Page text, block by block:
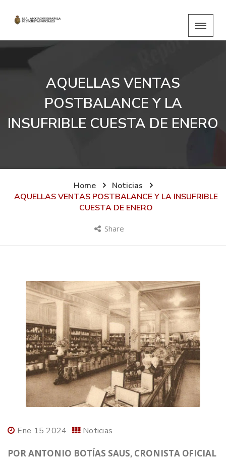
AQUELLAS VENTAS
POSTBALANCE Y LA
INSUFRIBLE CUESTA DE ENERO
Home
Noticias
AQUELLAS VENTAS POSTBALANCE Y LA INSUFRIBLE
CUESTA DE ENERO
Share
Ene 15 2024 Noticias
POR ANTONIO BOTÍAS SAUS, CRONISTA OFICIAL